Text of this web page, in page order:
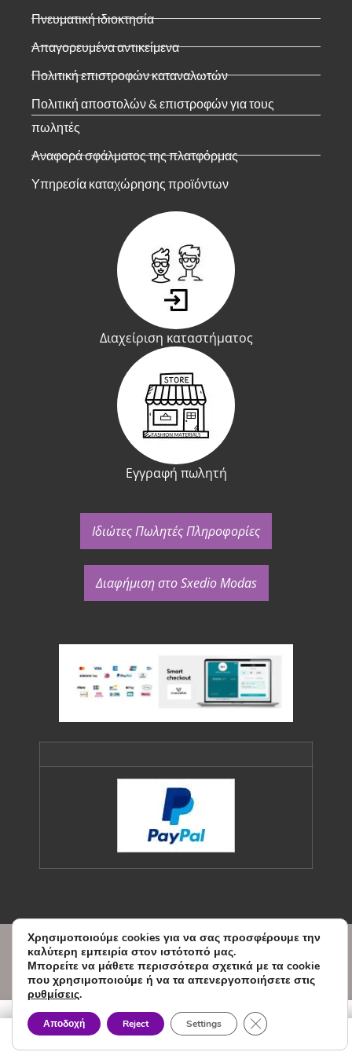
Πνευματική ιδιοκτησία
Απαγορευμένα αντικείμενα
Πολιτική επιστροφών καταναλωτών
Πολιτική αποστολών & επιστροφών για τους
πωλητές
Αναφορά σφάλματος της πλατφόρμας
Υπηρεσία καταχώρησης προϊόντων
Διαχείριση καταστήματος
Εγγραφή πωλητή
Ιδιώτες Πωλητές Πληροφορίες
Διαφήμιση στο Sxedio Modas
© Copyright Sxedio Modas 2026.
Designed and Developed by
WEBVY.EU
Χρησιμοποιούμε cookies για να σας προσφέρουμε την
καλύτερη εμπειρία στον ιστότοπό μας.
Μπορείτε να μάθετε περισσότερα σχετικά με τα cookie
που χρησιμοποιούμε ή να τα απενεργοποιήσετε στις
ρυθμίσεις.
Αποδοχή Reject Settings Κλείσιμο του